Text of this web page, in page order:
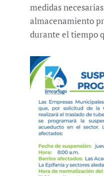
medidas
almacenamiento
durante el tiempo